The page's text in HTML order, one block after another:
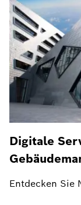
Digitale
Entdecken Sie